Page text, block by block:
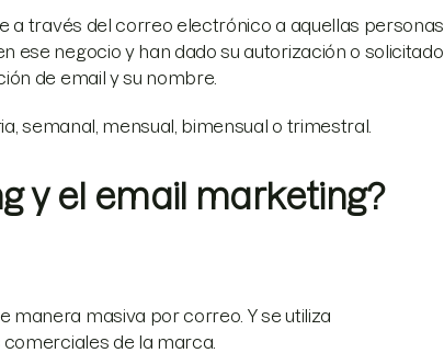
a través del correo electrónico a aquellas personas
ese negocio y han dado su autorización o solicitado
de email y su nombre.
semanal, mensual, bimensual o trimestral.
y el email marketing?
manera masiva por correo. Y se utiliza
comerciales de la marca.